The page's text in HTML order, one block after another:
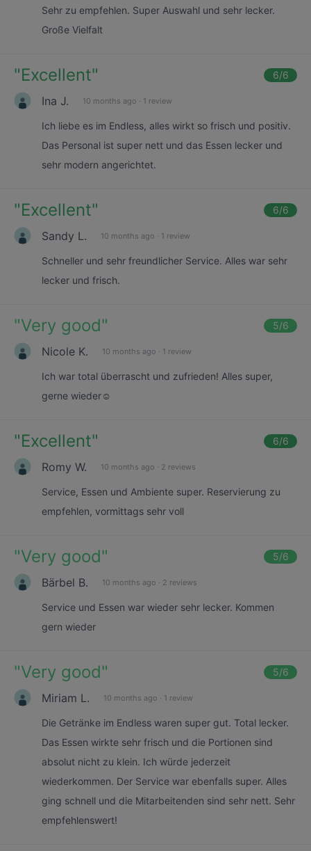
Sehr zu empfehlen. Super Auswahl und sehr lecker.
Große Vielfalt
"Excellent" 6/6
Ina J. 10 months ago · 1 review
Ich liebe es im Endless, alles wirkt so frisch und positiv.
Das Personal ist super nett und das Essen lecker und
sehr modern angerichtet.
"Excellent" 6/6
Sandy L. 10 months ago · 1 review
Schneller und sehr freundlicher Service. Alles war sehr
lecker und frisch.
"Very good" 5/6
Nicole K. 10 months ago · 1 review
Ich war total überrascht und zufrieden! Alles super,
gerne wieder☺️
"Excellent" 6/6
Romy W. 10 months ago · 2 reviews
Service, Essen und Ambiente super. Reservierung zu
empfehlen, vormittags sehr voll
"Very good" 5/6
Bärbel B. 10 months ago · 2 reviews
Service und Essen war wieder sehr lecker. Kommen
gern wieder
"Very good" 5/6
Miriam L. 10 months ago · 1 review
Die Getränke im Endless waren super gut. Total lecker.
Das Essen wirkte sehr frisch und die Portionen sind
absolut nicht zu klein. Ich würde jederzeit
wiederkommen. Der Service war ebenfalls super. Alles
ging schnell und die Mitarbeitenden sind sehr nett. Sehr
empfehlenswert!